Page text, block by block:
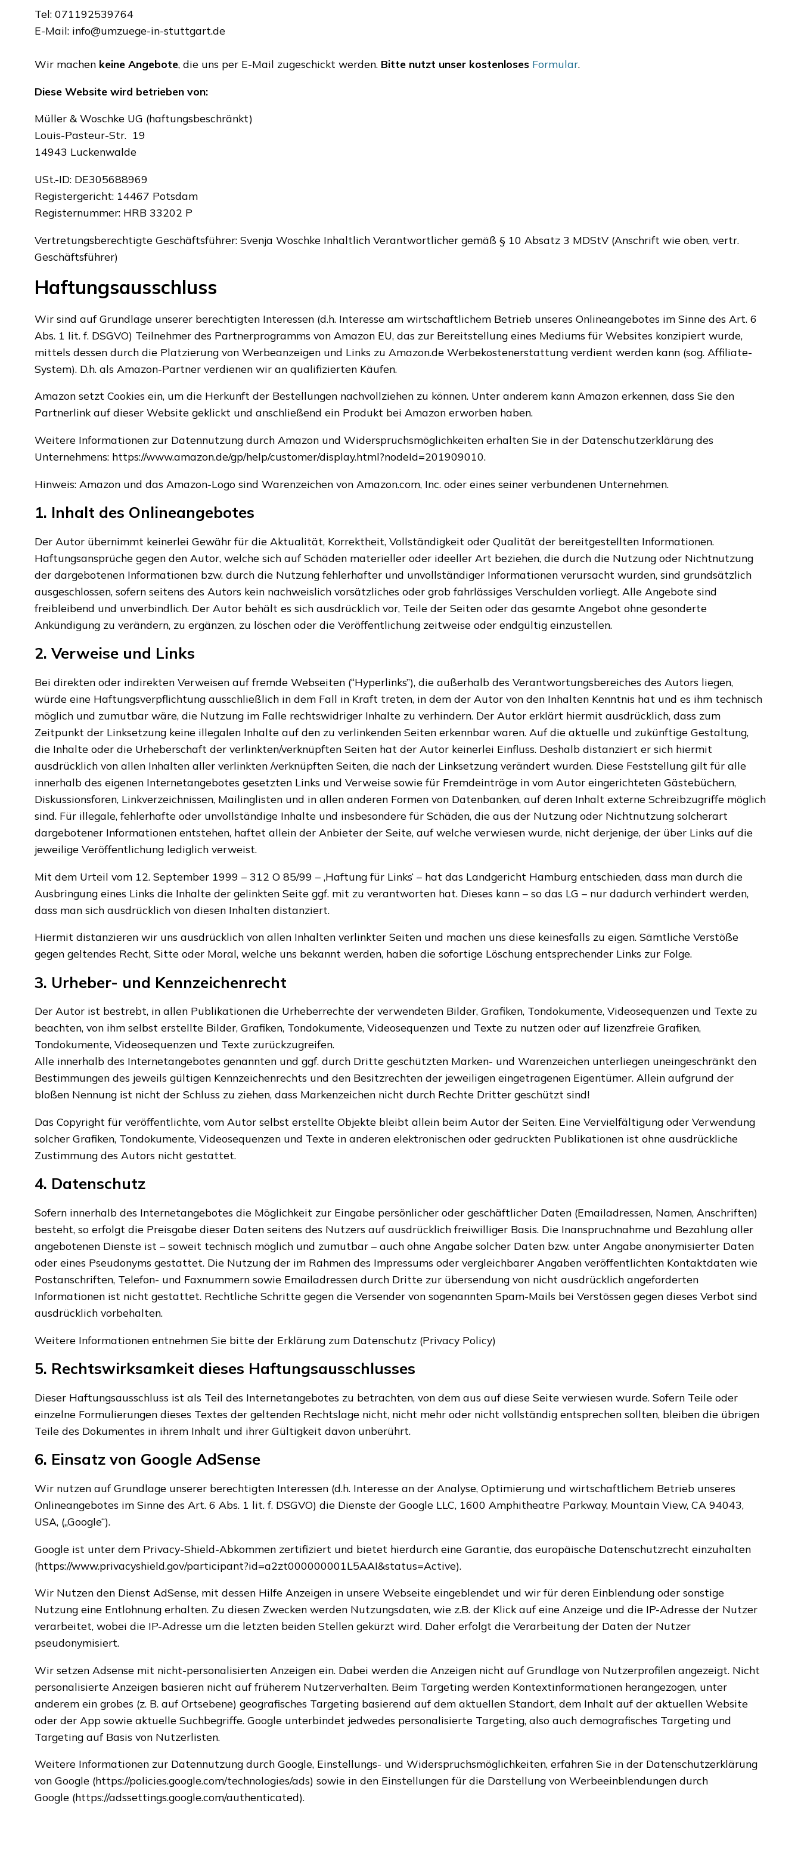
Tel: 071192539764
E-Mail: info@umzuege-in-stuttgart.de
Wir machen keine Angebote, die uns per E-Mail zugeschickt werden. Bitte nutzt unser kostenloses Formular.
Diese Website wird betrieben von:
Müller & Woschke UG (haftungsbeschränkt)
Louis-Pasteur-Str. 19
14943 Luckenwalde
USt.-ID: DE305688969
Registergericht: 14467 Potsdam
Registernummer: HRB 33202 P
Vertretungsberechtigte Geschäftsführer: Svenja Woschke Inhaltlich Verantwortlicher gemäß § 10 Absatz 3 MDStV (Anschrift wie oben, vertr.
Geschäftsführer)
Haftungsausschluss
Wir sind auf Grundlage unserer berechtigten Interessen (d.h. Interesse am wirtschaftlichem Betrieb unseres Onlineangebotes im Sinne des Art. 6
Abs. 1 lit. f. DSGVO) Teilnehmer des Partnerprogramms von Amazon EU, das zur Bereitstellung eines Mediums für Websites konzipiert wurde,
mittels dessen durch die Platzierung von Werbeanzeigen und Links zu Amazon.de Werbekostenerstattung verdient werden kann (sog. Affiliate-
System). D.h. als Amazon-Partner verdienen wir an qualifizierten Käufen.
Amazon setzt Cookies ein, um die Herkunft der Bestellungen nachvollziehen zu können. Unter anderem kann Amazon erkennen, dass Sie den
Partnerlink auf dieser Website geklickt und anschließend ein Produkt bei Amazon erworben haben.
Weitere Informationen zur Datennutzung durch Amazon und Widerspruchsmöglichkeiten erhalten Sie in der Datenschutzerklärung des
Unternehmens: https://www.amazon.de/gp/help/customer/display.html?nodeId=201909010.
Hinweis: Amazon und das Amazon-Logo sind Warenzeichen von Amazon.com, Inc. oder eines seiner verbundenen Unternehmen.
1. Inhalt des Onlineangebotes
Der Autor übernimmt keinerlei Gewähr für die Aktualität, Korrektheit, Vollständigkeit oder Qualität der bereitgestellten Informationen.
Haftungsansprüche gegen den Autor, welche sich auf Schäden materieller oder ideeller Art beziehen, die durch die Nutzung oder Nichtnutzung
der dargebotenen Informationen bzw. durch die Nutzung fehlerhafter und unvollständiger Informationen verursacht wurden, sind grundsätzlich
ausgeschlossen, sofern seitens des Autors kein nachweislich vorsätzliches oder grob fahrlässiges Verschulden vorliegt. Alle Angebote sind
freibleibend und unverbindlich. Der Autor behält es sich ausdrücklich vor, Teile der Seiten oder das gesamte Angebot ohne gesonderte
Ankündigung zu verändern, zu ergänzen, zu löschen oder die Veröffentlichung zeitweise oder endgültig einzustellen.
2. Verweise und Links
Bei direkten oder indirekten Verweisen auf fremde Webseiten (“Hyperlinks”), die außerhalb des Verantwortungsbereiches des Autors liegen,
würde eine Haftungsverpflichtung ausschließlich in dem Fall in Kraft treten, in dem der Autor von den Inhalten Kenntnis hat und es ihm technisch
möglich und zumutbar wäre, die Nutzung im Falle rechtswidriger Inhalte zu verhindern. Der Autor erklärt hiermit ausdrücklich, dass zum
Zeitpunkt der Linksetzung keine illegalen Inhalte auf den zu verlinkenden Seiten erkennbar waren. Auf die aktuelle und zukünftige Gestaltung,
die Inhalte oder die Urheberschaft der verlinkten/verknüpften Seiten hat der Autor keinerlei Einfluss. Deshalb distanziert er sich hiermit
ausdrücklich von allen Inhalten aller verlinkten /verknüpften Seiten, die nach der Linksetzung verändert wurden. Diese Feststellung gilt für alle
innerhalb des eigenen Internetangebotes gesetzten Links und Verweise sowie für Fremdeinträge in vom Autor eingerichteten Gästebüchern,
Diskussionsforen, Linkverzeichnissen, Mailinglisten und in allen anderen Formen von Datenbanken, auf deren Inhalt externe Schreibzugriffe möglich
sind. Für illegale, fehlerhafte oder unvollständige Inhalte und insbesondere für Schäden, die aus der Nutzung oder Nichtnutzung solcherart
dargebotener Informationen entstehen, haftet allein der Anbieter der Seite, auf welche verwiesen wurde, nicht derjenige, der über Links auf die
jeweilige Veröffentlichung lediglich verweist.
Mit dem Urteil vom 12. September 1999 – 312 O 85/99 – ‚Haftung für Links‘ – hat das Landgericht Hamburg entschieden, dass man durch die
Ausbringung eines Links die Inhalte der gelinkten Seite ggf. mit zu verantworten hat. Dieses kann – so das LG – nur dadurch verhindert werden,
dass man sich ausdrücklich von diesen Inhalten distanziert.
Hiermit distanzieren wir uns ausdrücklich von allen Inhalten verlinkter Seiten und machen uns diese keinesfalls zu eigen. Sämtliche Verstöße
gegen geltendes Recht, Sitte oder Moral, welche uns bekannt werden, haben die sofortige Löschung entsprechender Links zur Folge.
3. Urheber- und Kennzeichenrecht
Der Autor ist bestrebt, in allen Publikationen die Urheberrechte der verwendeten Bilder, Grafiken, Tondokumente, Videosequenzen und Texte zu
beachten, von ihm selbst erstellte Bilder, Grafiken, Tondokumente, Videosequenzen und Texte zu nutzen oder auf lizenzfreie Grafiken,
Tondokumente, Videosequenzen und Texte zurückzugreifen.
Alle innerhalb des Internetangebotes genannten und ggf. durch Dritte geschützten Marken- und Warenzeichen unterliegen uneingeschränkt den
Bestimmungen des jeweils gültigen Kennzeichenrechts und den Besitzrechten der jeweiligen eingetragenen Eigentümer. Allein aufgrund der
bloßen Nennung ist nicht der Schluss zu ziehen, dass Markenzeichen nicht durch Rechte Dritter geschützt sind!
Das Copyright für veröffentlichte, vom Autor selbst erstellte Objekte bleibt allein beim Autor der Seiten. Eine Vervielfältigung oder Verwendung
solcher Grafiken, Tondokumente, Videosequenzen und Texte in anderen elektronischen oder gedruckten Publikationen ist ohne ausdrückliche
Zustimmung des Autors nicht gestattet.
4. Datenschutz
Sofern innerhalb des Internetangebotes die Möglichkeit zur Eingabe persönlicher oder geschäftlicher Daten (Emailadressen, Namen, Anschriften)
besteht, so erfolgt die Preisgabe dieser Daten seitens des Nutzers auf ausdrücklich freiwilliger Basis. Die Inanspruchnahme und Bezahlung aller
angebotenen Dienste ist – soweit technisch möglich und zumutbar – auch ohne Angabe solcher Daten bzw. unter Angabe anonymisierter Daten
oder eines Pseudonyms gestattet. Die Nutzung der im Rahmen des Impressums oder vergleichbarer Angaben veröffentlichten Kontaktdaten wie
Postanschriften, Telefon- und Faxnummern sowie Emailadressen durch Dritte zur übersendung von nicht ausdrücklich angeforderten
Informationen ist nicht gestattet. Rechtliche Schritte gegen die Versender von sogenannten Spam-Mails bei Verstössen gegen dieses Verbot sind
ausdrücklich vorbehalten.
Weitere Informationen entnehmen Sie bitte der Erklärung zum Datenschutz (Privacy Policy)
5. Rechtswirksamkeit dieses Haftungsausschlusses
Dieser Haftungsausschluss ist als Teil des Internetangebotes zu betrachten, von dem aus auf diese Seite verwiesen wurde. Sofern Teile oder
einzelne Formulierungen dieses Textes der geltenden Rechtslage nicht, nicht mehr oder nicht vollständig entsprechen sollten, bleiben die übrigen
Teile des Dokumentes in ihrem Inhalt und ihrer Gültigkeit davon unberührt.
6. Einsatz von Google AdSense
Wir nutzen auf Grundlage unserer berechtigten Interessen (d.h. Interesse an der Analyse, Optimierung und wirtschaftlichem Betrieb unseres
Onlineangebotes im Sinne des Art. 6 Abs. 1 lit. f. DSGVO) die Dienste der Google LLC, 1600 Amphitheatre Parkway, Mountain View, CA 94043,
USA, („Google“).
Google ist unter dem Privacy-Shield-Abkommen zertifiziert und bietet hierdurch eine Garantie, das europäische Datenschutzrecht einzuhalten
(https://www.privacyshield.gov/participant?id=a2zt000000001L5AAI&status=Active).
Wir Nutzen den Dienst AdSense, mit dessen Hilfe Anzeigen in unsere Webseite eingeblendet und wir für deren Einblendung oder sonstige
Nutzung eine Entlohnung erhalten. Zu diesen Zwecken werden Nutzungsdaten, wie z.B. der Klick auf eine Anzeige und die IP-Adresse der Nutzer
verarbeitet, wobei die IP-Adresse um die letzten beiden Stellen gekürzt wird. Daher erfolgt die Verarbeitung der Daten der Nutzer
pseudonymisiert.
Wir setzen Adsense mit nicht-personalisierten Anzeigen ein. Dabei werden die Anzeigen nicht auf Grundlage von Nutzerprofilen angezeigt. Nicht
personalisierte Anzeigen basieren nicht auf früherem Nutzerverhalten. Beim Targeting werden Kontextinformationen herangezogen, unter
anderem ein grobes (z. B. auf Ortsebene) geografisches Targeting basierend auf dem aktuellen Standort, dem Inhalt auf der aktuellen Website
oder der App sowie aktuelle Suchbegriffe. Google unterbindet jedwedes personalisierte Targeting, also auch demografisches Targeting und
Targeting auf Basis von Nutzerlisten.
Weitere Informationen zur Datennutzung durch Google, Einstellungs- und Widerspruchsmöglichkeiten, erfahren Sie in der Datenschutzerklärung
von Google (https://policies.google.com/technologies/ads) sowie in den Einstellungen für die Darstellung von Werbeeinblendungen durch
Google (https://adssettings.google.com/authenticated).